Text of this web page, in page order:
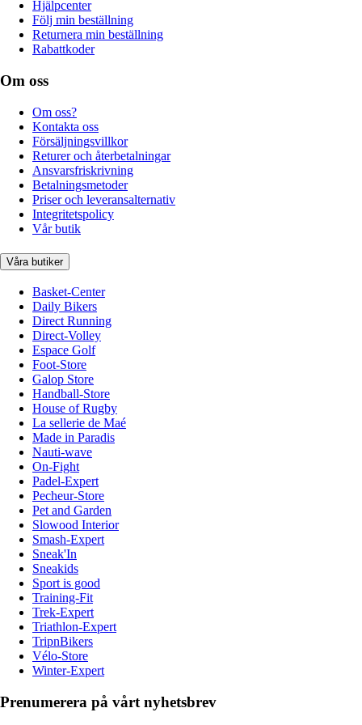
Hjälpcenter
Följ min beställning
Returnera min beställning
Rabattkoder
Om oss
Om oss?
Kontakta oss
Försäljningsvillkor
Returer och återbetalningar
Ansvarsfriskrivning
Betalningsmetoder
Priser och leveransalternativ
Integritetspolicy
Vår butik
Våra butiker
Basket-Center
Daily Bikers
Direct Running
Direct-Volley
Espace Golf
Foot-Store
Galop Store
Handball-Store
House of Rugby
La sellerie de Maé
Made in Paradis
Nauti-wave
On-Fight
Padel-Expert
Pecheur-Store
Pet and Garden
Slowood Interior
Smash-Expert
Sneak'In
Sneakids
Sport is good
Training-Fit
Trek-Expert
Triathlon-Expert
TripnBikers
Vélo-Store
Winter-Expert
Prenumerera på vårt nyhetsbrev